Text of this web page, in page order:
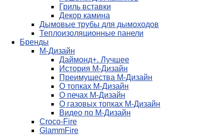
Гриль вставки
Декор камина
Дымовые трубы для дымоходов
Теплоизоляционные панели
Бренды
М-Дизайн
Даймонд+. Лучшее
История М-Дизайн
Преимущества М-Дизайн
О топках М-Дизайн
О печах М-Дизайн
О газовых топках М-Дизайн
Видео по М-Дизайн
Croco-Fire
GlammFire